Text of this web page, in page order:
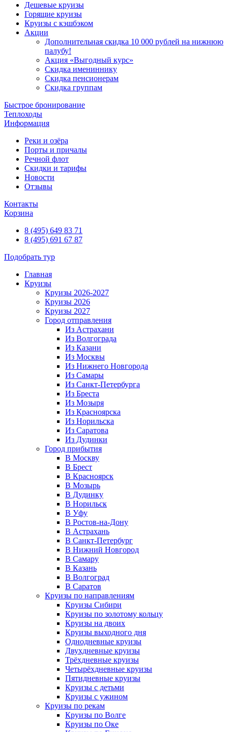
Дешевые круизы
Горящие круизы
Круизы с кэшбэком
Акции
Дополнительная скидка 10 000 рублей на нижнюю
палубу!
Акция «Выгодный курс»
Скидка имениннику
Скидка пенсионерам
Скидка группам
Быстрое бронирование
Теплоходы
Информация
Реки и озёра
Порты и причалы
Речной флот
Скидки и тарифы
Новости
Отзывы
Контакты
Корзина
8 (495) 649 83 71
8 (495) 691 67 87
Подобрать тур
Главная
Круизы
Круизы 2026-2027
Круизы 2026
Круизы 2027
Город отправления
Из Астрахани
Из Волгограда
Из Казани
Из Москвы
Из Нижнего Новгорода
Из Самары
Из Санкт-Петербурга
Из Бреста
Из Мозыря
Из Красноярска
Из Норильска
Из Саратова
Из Дудинки
Город прибытия
В Москву
В Брест
В Красноярск
В Мозырь
В Дудинку
В Норильск
В Уфу
В Ростов-на-Дону
В Астрахань
В Санкт-Петербург
В Нижний Новгород
В Самару
В Казань
В Волгоград
В Саратов
Круизы по направлениям
Круизы Сибири
Круизы по золотому кольцу
Круизы на двоих
Круизы выходного дня
Однодневные круизы
Двухдневные круизы
Трёхдневные круизы
Четырёхдневные круизы
Пятидневные круизы
Круизы с детьми
Круизы с ужином
Круизы по рекам
Круизы по Волге
Круизы по Оке